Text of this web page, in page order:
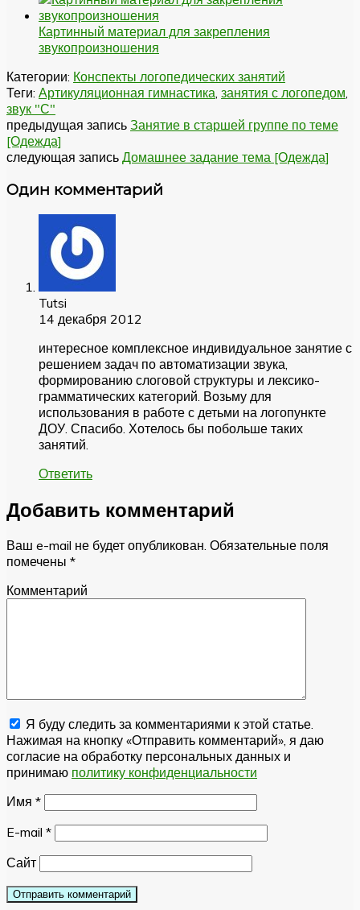
Картинный материал для закрепления
звукопроизношения
Категории: Конспекты логопедических занятий
Теги: Артикуляционная гимнастика, занятия с логопедом,
звук "С"
предыдущая запись Занятие в старшей группе по теме
[Одежда]
следующая запись Домашнее задание тема [Одежда]
Один комментарий
Tutsi
14 декабря 2012
интересное комплексное индивидуальное занятие с
решением задач по автоматизации звука,
формированию слоговой структуры и лексико-
грамматических категорий. Возьму для
использования в работе с детьми на логопункте
ДОУ. Спасибо. Хотелось бы побольше таких
занятий.
Ответить
Добавить комментарий
Ваш e-mail не будет опубликован. Обязательные поля
помечены *
Комментарий
Я буду следить за комментариями к этой статье.
Нажимая на кнопку «Отправить комментарий», я даю
согласие на обработку персональных данных и
принимаю политику конфиденциальности
Имя *
E-mail *
Сайт